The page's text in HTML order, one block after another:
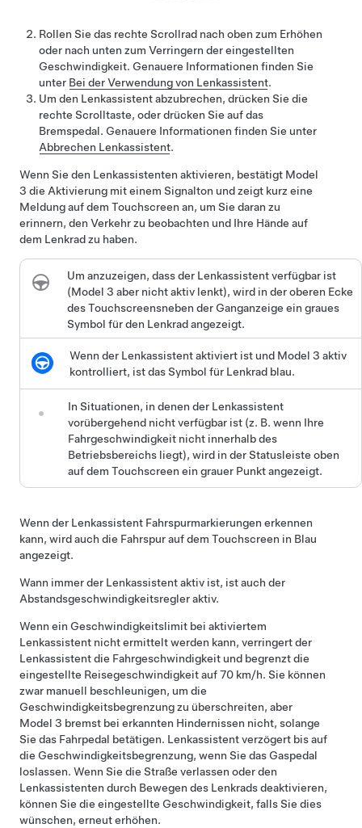
Rollen Sie das rechte Scrollrad nach oben zum Erhöhen
oder nach unten zum Verringern der eingestellten
Geschwindigkeit. Genauere Informationen finden Sie
unter Bei der Verwendung von Lenkassistent.
Um den Lenkassistentabzubrechen, drücken Sie die
rechte Scrolltaste, oder drücken Sie auf das
Bremspedal. Genauere Informationen finden Sie unter
Abbrechen Lenkassistent.
Wenn Sie den Lenkassistenten aktivieren, bestätigt Model
3 die Aktivierung mit einem Signalton und zeigt kurz eine
Meldung auf dem Touchscreen an, um Sie daran zu
erinnern, den Verkehr zu beobachten und Ihre Hände auf
dem Lenkradzu haben.
Um anzuzeigen, dass der Lenkassistentverfügbar ist
(Model 3 aber nicht aktiv lenkt), wird in der oberen Ecke
des Touchscreensneben der Ganganzeige ein graues
Symbol für den Lenkradangezeigt.
Wenn der Lenkassistentaktiviert ist und Model 3 aktiv
kontrolliert, ist das Symbol für Lenkradblau.
In Situationen, in denen der Lenkassistent
vorübergehend nicht verfügbar ist (z. B. wenn Ihre
Fahrgeschwindigkeit nicht innerhalb des
Betriebsbereichs liegt), wird in der Statusleiste oben
auf dem Touchscreen ein grauer Punkt angezeigt.
Wenn der Lenkassistent Fahrspurmarkierungen erkennen
kann, wird auch die Fahrspur auf dem Touchscreen in Blau
angezeigt.
Wann immer der Lenkassistentaktiv ist, ist auch der
Abstandsgeschwindigkeitsregleraktiv.
Wenn ein Geschwindigkeitslimit bei aktiviertem
Lenkassistent nicht ermittelt werden kann, verringert der
Lenkassistentdie Fahrgeschwindigkeit und begrenzt die
eingestellte Reisegeschwindigkeit auf70 km/h. Sie können
zwar manuell beschleunigen, um die
Geschwindigkeitsbegrenzung zu überschreiten, aber
Model 3 bremst bei erkannten Hindernissen nicht, solange
Sie das Fahrpedal betätigen. Lenkassistentverzögert bis auf
die Geschwindigkeitsbegrenzung, wenn Sie das Gaspedal
loslassen. Wenn Sie die Straße verlassen oder den
Lenkassistenten durch Bewegen des Lenkrads deaktivieren,
können Sie die eingestellte Geschwindigkeit, falls Sie dies
wünschen, erneut erhöhen.